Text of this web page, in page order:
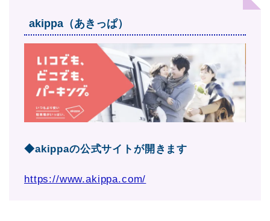
akippa（あきっぱ）
◆akippaの公式サイトが開きます
https://www.akippa.com/